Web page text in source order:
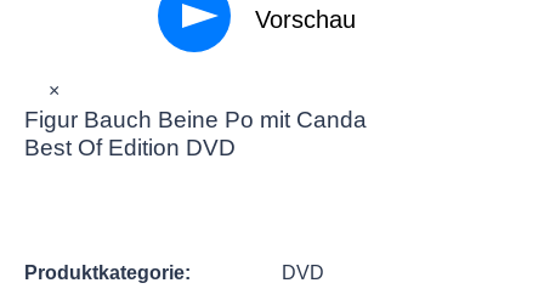
Vorschau
×
Figur Bauch Beine Po mit Canda
Best Of Edition DVD
Produktkategorie:
DVD